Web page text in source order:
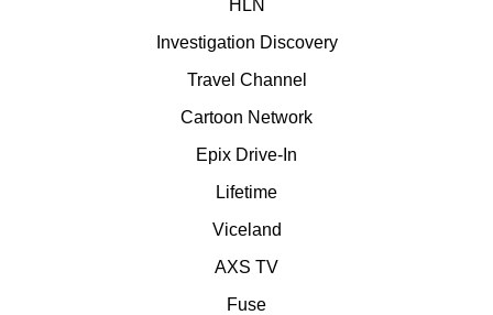
HLN
Investigation Discovery
Travel Channel
Cartoon Network
Epix Drive-In
Lifetime
Viceland
AXS TV
Fuse